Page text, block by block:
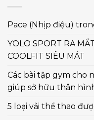
Pace (Nhịp điệu)
YOLO SPORT RA
COOLFIT SIÊU MÁT
Các bài tập gym cho
giúp sở hữu thân
5 loại vải thể thao